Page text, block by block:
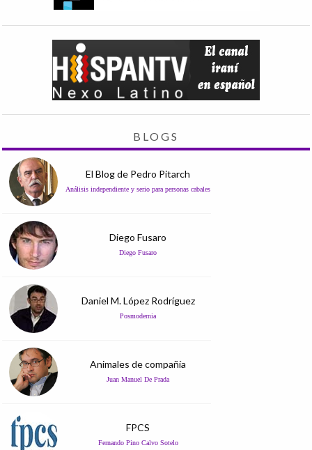
BLOGS
El Blog de Pedro Pitarch
Análisis independiente y serio para personas cabales
Diego Fusaro
Diego Fusaro
Daniel M. López Rodríguez
Posmodernia
Animales de compañía
Juan Manuel De Prada
FPCS
Fernando Pino Calvo Sotelo